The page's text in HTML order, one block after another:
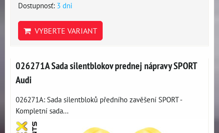
Dostupnosť: 3 dni
VYBERTE VARIANT
026271A Sada silentblokov prednej nápravy SPORT
Audi
026271A: Sada silentbloků předního zavěšení SPORT -
Kompletní sada...